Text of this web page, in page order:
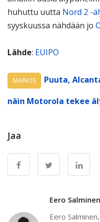
huhuttu uutta Nord 2 -
syyskuussa nähdään jo
Lähde: EUIPO
MAINOS
Puuta,
näin Motorola tekee
Jaa
Eero Salminen
Eero